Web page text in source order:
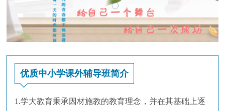
优质中小学课外辅导班简介
1.学大教育秉承因材施教的教育理念，并在其基础上逐